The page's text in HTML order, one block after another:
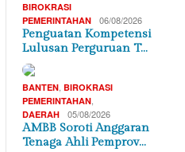
BIROKRASI
PEMERINTAHAN
06/08/2026
Penguatan Kompetensi
Lulusan Perguruan T…
BANTEN, BIROKRASI
PEMERINTAHAN,
DAERAH 05/08/2026
AMBB Soroti Anggaran
Tenaga Ahli Pemprov…